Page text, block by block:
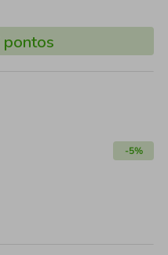
pontos
-5%